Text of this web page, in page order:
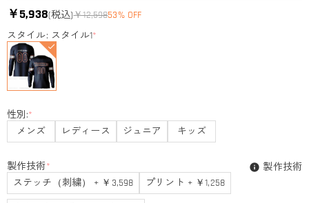
￥5,938(税込)￥12,59853% OFF
スタイル: スタイル1*
性別:*
メンズ
レディース ジュニア キッズ
製作技術*
ステッチ（刺繍） + ￥3,598
プリント + ￥1,258
製作技術